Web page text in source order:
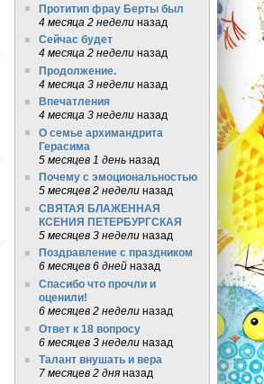
Протитип фрау Берты был
4 месяца 2 неделиназад
Сейчас будет
4 месяца 2 неделиназад
Продолжение.
4 месяца 3 неделиназад
Впечатления
4 месяца 3 неделиназад
О семье архимандрита
Герасима
5 месяцев 1 деньназад
Почему с эмоциональностью
5 месяцев 2 неделиназад
СВЯТАЯ БЛАЖЕННАЯ
КСЕНИЯ ПЕТЕРБУРГСКАЯ
5 месяцев 3 неделиназад
Поздравление с праздником
6 месяцев 6 днейназад
Спасибо что прочли и
оценили!
6 месяцев 2 неделиназад
Ответ к 18 вопросу
6 месяцев 3 неделиназад
Талант внушать и вера
7 месяцев 2 дняназад